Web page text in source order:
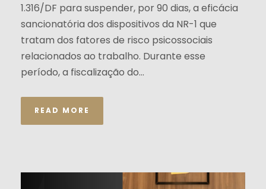
1.316/DF para suspender, por 90 dias, a eficácia
sancionatória dos dispositivos da NR-1 que
tratam dos fatores de risco psicossociais
relacionados ao trabalho. Durante esse
período, a fiscalização do...
READ MORE